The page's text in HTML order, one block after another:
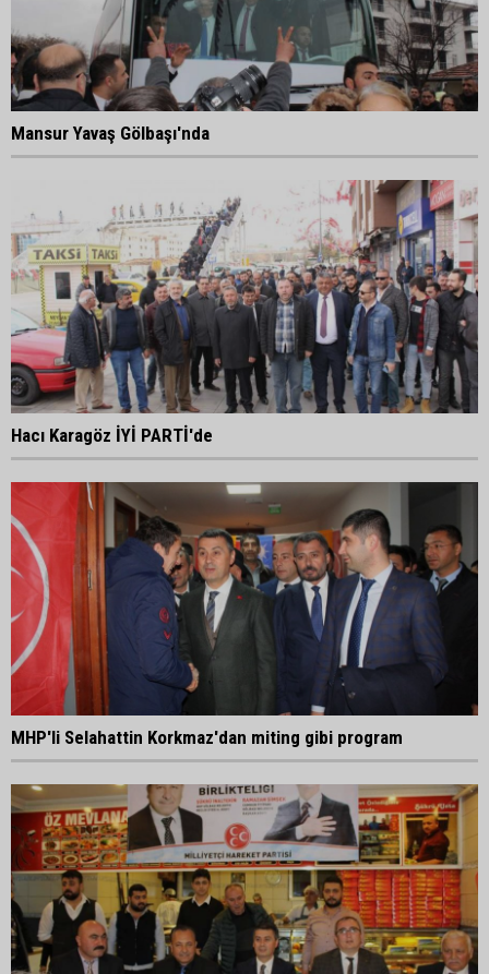
Mansur Yavaş Gölbaşı'nda
Hacı Karagöz İYİ PARTİ'de
MHP'li Selahattin Korkmaz'dan miting gibi program